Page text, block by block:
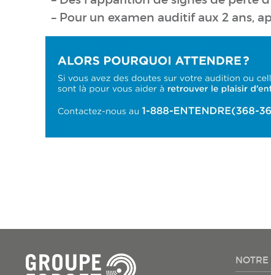
– Pour un examen auditif aux 2 ans,